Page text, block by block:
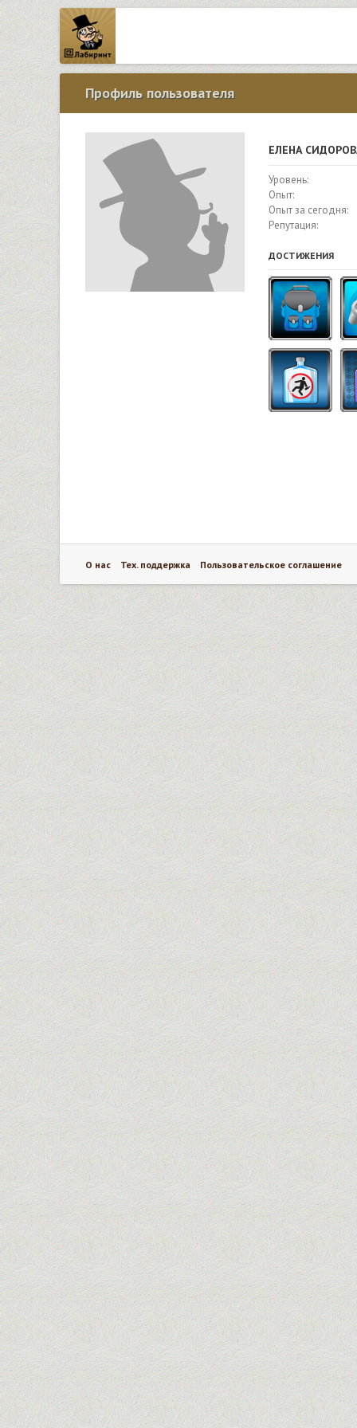
Профиль пользователя
ЕЛЕНА
Уровень:
Опыт:
Опыт за сегодня:
Репутация:
ДОСТИЖЕНИЯ
О нас Тех. поддержка Пользовательское соглашение